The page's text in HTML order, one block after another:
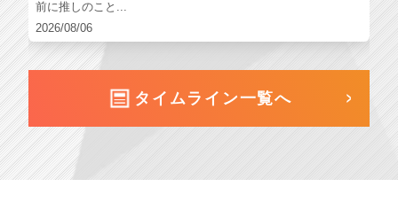
前に推しのこと...
2026/08/06
タイムライン一覧へ